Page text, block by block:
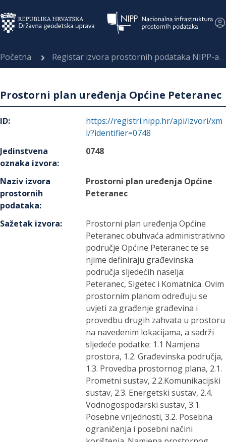
Početna Registar izvora prostornih podataka NIPP-a
Prostorni plan uređenja Općine Peteranec
ID:
https://registri.nipp.hr/api/izvori/xm
l/?identifier=0748
Jedinstvena
oznaka izvora:
0748
Naziv izvora
prostornih
podataka:
Prostorni plan uređenja Općine
Peteranec
Sažetak izvora:
Prostorni plan uređenja Općine
Peteranec obuhvaća administrativno
područje Općine Peteranec te se
njime definiraju građevinska
područja sljedećih naselja:
Peteranec, Sigetec i Komatnica. Ovim
prostornim planom određuju se
uvjeti za građenje građevina i
provedbu drugih zahvata u prostoru
na navedenim lokacijama, a sadrži
sljedeće podatke: 1.1 Namjena
prostora, 1.2. Građevinska područja,
1.3. Provedba prostornog plana, 2.1.
Prometni sustav, 2.2.Komunikacijski
sustav, 2.3. Energetski sustav, 2.4.
Vodnogospodarski sustav, 3.1.
Posebne vrijednosti, 3.2. Posebna
ograničenja i posebni načini